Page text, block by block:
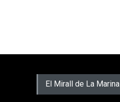
El Mirall de La Marina